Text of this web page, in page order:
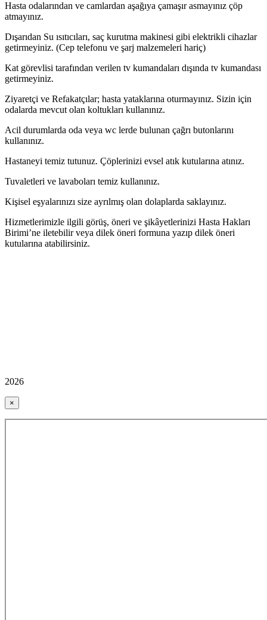
Hasta odalarından ve camlardan aşağıya çamaşır asmayınız çöp
atmayınız.
Dışarıdan Su ısıtıcıları, saç kurutma makinesi gibi elektrikli cihazlar
getirmeyiniz. (Cep telefonu ve şarj malzemeleri hariç)
Kat görevlisi tarafından verilen tv kumandaları dışında tv kumandası
getirmeyiniz.
Ziyaretçi ve Refakatçılar; hasta yataklarına oturmayınız. Sizin için
odalarda mevcut olan koltukları kullanınız.
Acil durumlarda oda veya wc lerde bulunan çağrı butonlarını
kullanınız.
Hastaneyi temiz tutunuz. Çöplerinizi evsel atık kutularına atınız.
Tuvaletleri ve lavaboları temiz kullanınız.
Kişisel eşyalarınızı size ayrılmış olan dolaplarda saklayınız.
Hizmetlerimizle ilgili görüş, öneri ve şikâyetlerinizi Hasta Hakları
Birimi’ne iletebilir veya dilek öneri formuna yazıp dilek öneri
kutularına atabilirsiniz.
2026
×